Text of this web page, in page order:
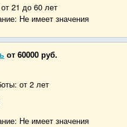
21 до 60 лет
Не имеет значения
от 60000 руб.
от 2 лет
Не имеет значения